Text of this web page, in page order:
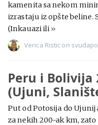
kamenita sa nekom
izrastaju iz opšte beline.
(Inkauazi ili »
Verica Ristic on
Peru i Bolivija
(Ujuni,
Put od Potosija do
za nekih 200-ak km,